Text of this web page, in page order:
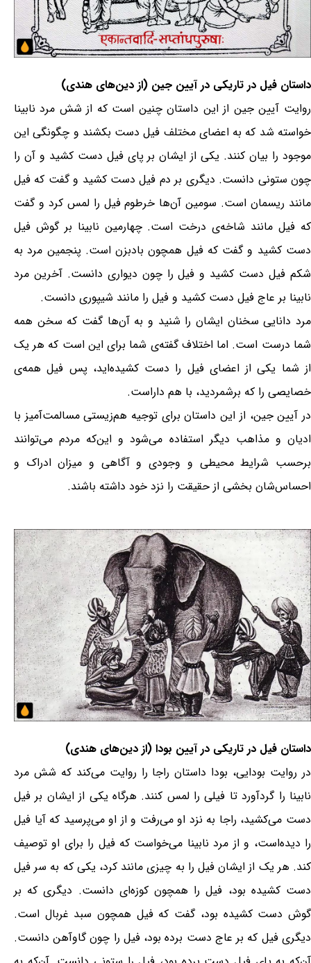
داستان فیل در تاریکی در آیین جین (از دین‌های هندی)
روایت آیین جین از این داستان چنین است که از شش مرد نابینا
خواسته شد که به اعضای مختلف فیل دست بکشند و چگونگی این
موجود را بیان کنند. یکی از ایشان بر پای فیل دست کشید و آن را
چون ستونی دانست. دیگری بر دم فیل دست کشید و گفت که فیل
مانند ریسمان است. سومین آن‌ها خرطوم فیل را لمس کرد و گفت
که فیل مانند شاخه‌ی درخت است. چهارمین نابینا بر گوش فیل
دست کشید و گفت که فیل همچون بادبزن است. پنجمین مرد به
شکم فیل دست کشید و فیل را چون دیواری دانست. آخرین مرد
نابینا بر عاج فیل دست کشید و فیل را مانند شیپوری دانست.
مرد دانایی سخنان ایشان را شنید و به آن‌ها گفت که سخن همه
شما درست است. اما اختلاف گفته‌ی شما برای این است که هر یک
از شما یکی از اعضای فیل را دست کشیده‌اید، پس فیل همه‌ی
خصایصی را که برشمردید، با هم داراست.
در آیین جین، از این داستان برای توجیه هم‌زیستی مسالمت‌آمیز با
ادیان و مذاهب دیگر استفاده می‌شود و این‌که مردم می‌توانند
برحسب شرایط محیطی و وجودی و آگاهی و میزان ادراک و
احساس‌شان بخشی از حقیقت را نزد خود داشته باشند.
داستان فیل در تاریکی در آیین بودا (از دین‌های هندی)
در روایت بودایی، بودا داستان راجا را روایت می‌کند که شش مرد
نابینا را گردآورد تا فیلی را لمس کنند. هرگاه یکی از ایشان بر فیل
دست می‌کشید، راجا به نزد او می‌رفت و از او می‌پرسید که آیا فیل
را دیده‌است، و از مرد نابینا می‌خواست که فیل را برای او توصیف
کند. هر یک از ایشان فیل را به چیزی مانند کرد، یکی که به سر فیل
دست کشیده بود، فیل را همچون کوزه‌ای دانست. دیگری که بر
گوش دست کشیده بود، گفت که فیل همچون سبد غربال است.
دیگری فیل که بر عاج دست برده بود، فیل را چون گاوآهن دانست.